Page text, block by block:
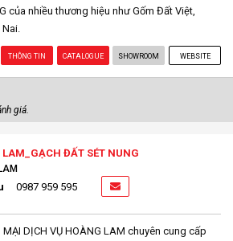
của nhiều thương hiệu như Gốm Đất Việt,
THÔNG TIN CATALOGUE SHOWROOM WEBSITE
giá.
LAM_GẠCH ĐẤT SÉT NUNG
0987 959 595
MẠI DỊCH VỤ HOÀNG LAM chuyên cung cấp